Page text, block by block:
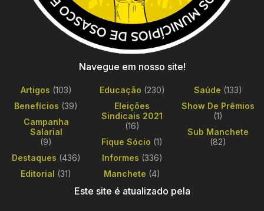
Navegue em nosso site!
Artigos (103)
Benefícios (39)
Campanha
Salarial
(9)
Destaques (436)
Editorial (31)
Educação (230)
Eleições
Sindicais 2021
(16)
Fique Sócio (1)
Informes (336)
Manchete (4)
Saúde (133)
Show De Prêmios
(1)
Sub Manchete
(82)
Este site é atualizado pela